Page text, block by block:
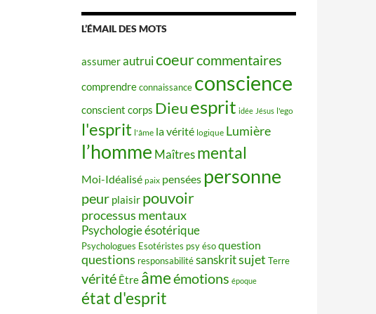
L’ÉMAIL DES MOTS
assumerautruicoeurcommentaires
comprendreconnaissance conscience
conscient corps Dieuesprit idée Jésus l'ego
l'esprit l'âme la vérité logique Lumière
l’homme Maîtres mental
Moi-Idéalisé paix pensées personne
peur plaisir pouvoir
processus mentaux
Psychologie ésotérique
Psychologues Esotéristes psy ésoquestion
questions responsabilitésanskritsujet Terre
vérité Être âmeémotions époque
état d'esprit